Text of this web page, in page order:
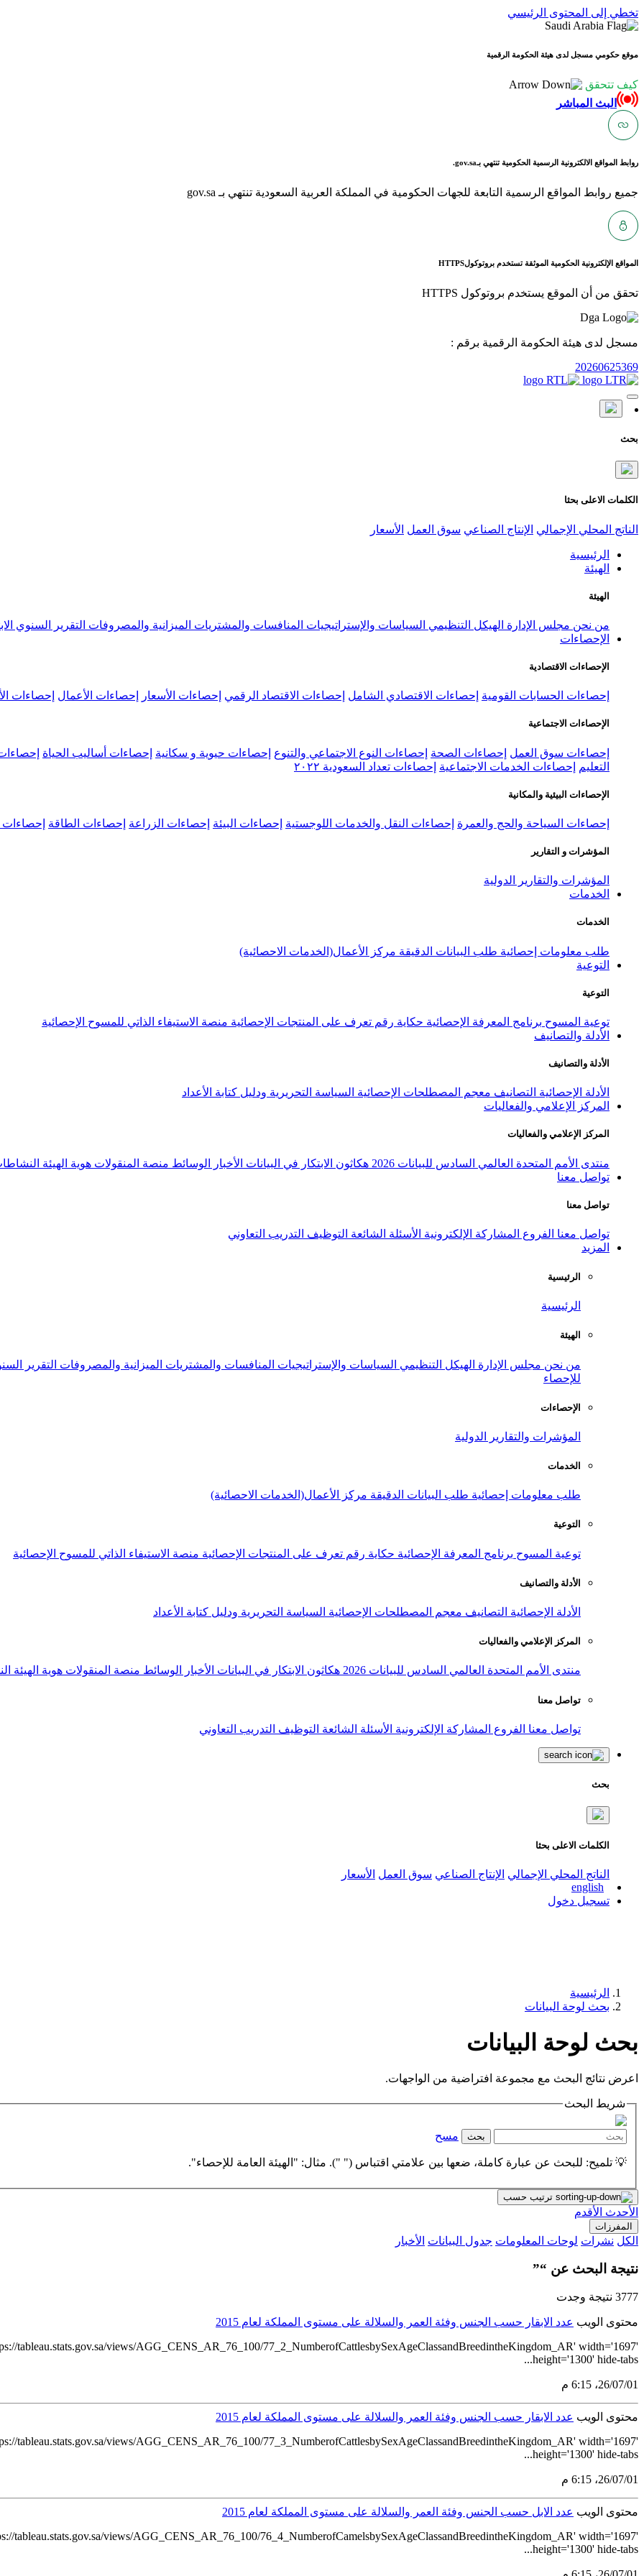
تخطي إلى المحتوى الرئيسي
موقع حكومي مسجل لدى هيئة الحكومة الرقمية
كيف تتحقق
البث المباشر
روابط المواقع الالكترونية الرسمية الحكومية تنتهي بـgov.sa.
جميع روابط المواقع الرسمية التابعة للجهات الحكومية في المملكة العربية السعودية تنتهي بـ gov.sa
المواقع الإلكترونية الحكومية الموثقة تستخدم بروتوكولHTTPS
تحقق من أن الموقع يستخدم بروتوكول HTTPS
مسجل لدى هيئة الحكومة الرقمية برقم :
20260625369
بحث
الكلمات الاعلى بحثا
الناتج المحلي الإجمالي الإنتاج الصناعي سوق العمل الأسعار
الرئيسية
الهيئة
الهيئة
من نحن مجلس الإدارة الهيكل التنظيمي السياسات والإستراتيجيات المنافسات والمشتريات الميزانية والمصروفات التقرير السنوي
الإحصاءات
الإحصاءات الاقتصادية
إحصاءات الحسابات القومية إحصاءات الاقتصادي الشامل إحصاءات الاقتصاد الرقمي إحصاءات الأسعار إحصاءات الأعمال إحصاءات
الإحصاءات الاجتماعية
إحصاءات سوق العمل إحصاءات الصحة إحصاءات النوع الاجتماعي والتنوع إحصاءات حيوية و سكانية إحصاءات أساليب الحياة
التعليم
إحصاءات الخدمات الاجتماعية إحصاءات تعداد السعودية ٢٠٢٢
الإحصاءات البيئية والمكانية
إحصاءات السياحة والحج والعمرة إحصاءات النقل والخدمات اللوجستية إحصاءات البيئة إحصاءات الزراعة إحصاءات الطاقة إحصاءات
المؤشرات و التقارير
المؤشرات والتقارير الدولية
الخدمات
الخدمات
طلب معلومات إحصائية طلب البيانات الدقيقة مركز الأعمال(الخدمات الاحصائية)
التوعية
التوعية
توعية المسوح برنامج المعرفة الإحصائية حكاية رقم تعرف على المنتجات الإحصائية منصة الاستيفاء الذاتي للمسوح الإحصائية
الأدلة والتصانيف
الأدلة والتصانيف
الأدلة الإحصائية التصانيف معجم المصطلحات الإحصائية السياسة التحريرية ودليل كتابة الأعداد
المركز الإعلامي والفعاليات
المركز الإعلامي والفعاليات
منتدى الأمم المتحدة العالمي السادس للبيانات 2026 هكاثون الابتكار في البيانات الأخبار الوسائط منصة المنقولات هوية الهيئة
تواصل معنا
تواصل معنا
تواصل معنا الفروع المشاركة الإلكترونية الأسئلة الشائعة التوظيف التدريب التعاوني
المزيد
الرئيسية
الرئيسية
الهيئة
من نحن مجلس الإدارة الهيكل التنظيمي السياسات والإستراتيجيات المنافسات والمشتريات الميزانية والمصروفات التقرير
للإحصاء
الإحصاءات
المؤشرات والتقارير الدولية
الخدمات
طلب معلومات إحصائية طلب البيانات الدقيقة مركز الأعمال(الخدمات الاحصائية)
التوعية
توعية المسوح برنامج المعرفة الإحصائية حكاية رقم تعرف على المنتجات الإحصائية منصة الاستيفاء الذاتي للمسوح الإحصائية
الأدلة والتصانيف
الأدلة الإحصائية التصانيف معجم المصطلحات الإحصائية السياسة التحريرية ودليل كتابة الأعداد
المركز الإعلامي والفعاليات
منتدى الأمم المتحدة العالمي السادس للبيانات 2026 هكاثون الابتكار في البيانات الأخبار الوسائط منصة المنقولات هوية الهيئة
تواصل معنا
تواصل معنا الفروع المشاركة الإلكترونية الأسئلة الشائعة التوظيف التدريب التعاوني
بحث
الكلمات الاعلى بحثا
الناتج المحلي الإجمالي الإنتاج الصناعي سوق العمل الأسعار
english
تسجيل دخول
الرئيسية
بحث لوحة البيانات
بحث لوحة البيانات
اعرض نتائج البحث مع مجموعة افتراضية من الواجهات.
شريط البحث
بحث مسح
💡 تلميح: للبحث عن عبارة كاملة، ضعها بين علامتي اقتباس (" "). مثال: "الهيئة العامة للإحصاء".
ترتيب حسب
الأحدث الأقدم
المفرزات
الكل نشرات لوحات المعلومات جدول البيانات الأخبار
نتيجة البحث عن “”
3777 نتيجة وجدت
محتوى الويب عدد الابقار حسب الجنس وفئة العمر والسلالة على مستوى المملكة لعام 2015
tableau.stats.gov.sa/views/AGG_CENS_AR_76_100/77_2_NumberofCattlesbySexAgeClassandBreedintheKingdom_AR' width='1697'
height='1300' hide-tabs...
01‏/07‏/26، 6:15 م
محتوى الويب عدد الابقار حسب الجنس وفئة العمر والسلالة على مستوى المملكة لعام 2015
tableau.stats.gov.sa/views/AGG_CENS_AR_76_100/77_3_NumberofCattlesbySexAgeClassandBreedintheKingdom_AR' width='1697'
height='1300' hide-tabs...
01‏/07‏/26، 6:15 م
محتوى الويب عدد الابل حسب الجنس وفئة العمر والسلالة على مستوى المملكة لعام 2015
tableau.stats.gov.sa/views/AGG_CENS_AR_76_100/76_4_NumberofCamelsbySexAgeClassandBreedintheKingdom_AR' width='1697'
height='1300' hide-tabs...